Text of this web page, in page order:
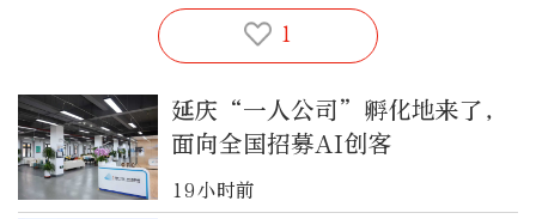
1
延庆“一人公司”孵化地来了，
面向全国招募AI创客
19小时前